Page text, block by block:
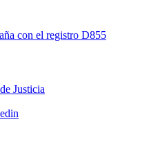
con el registro D855
Justicia